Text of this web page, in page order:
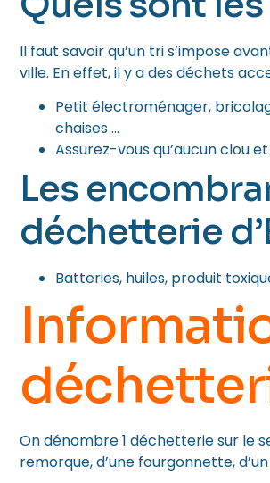
Il faut savoir qu’un tri s’impose
ville. En effet, il y a des déchets
Petit électroménager,
chaises …
Assurez-vous qu’aucun clou
Les
déchetterie
Batteries, huiles, produit
On dénombre 1 déchetterie sur le
remorque, d’une fourgonnette,